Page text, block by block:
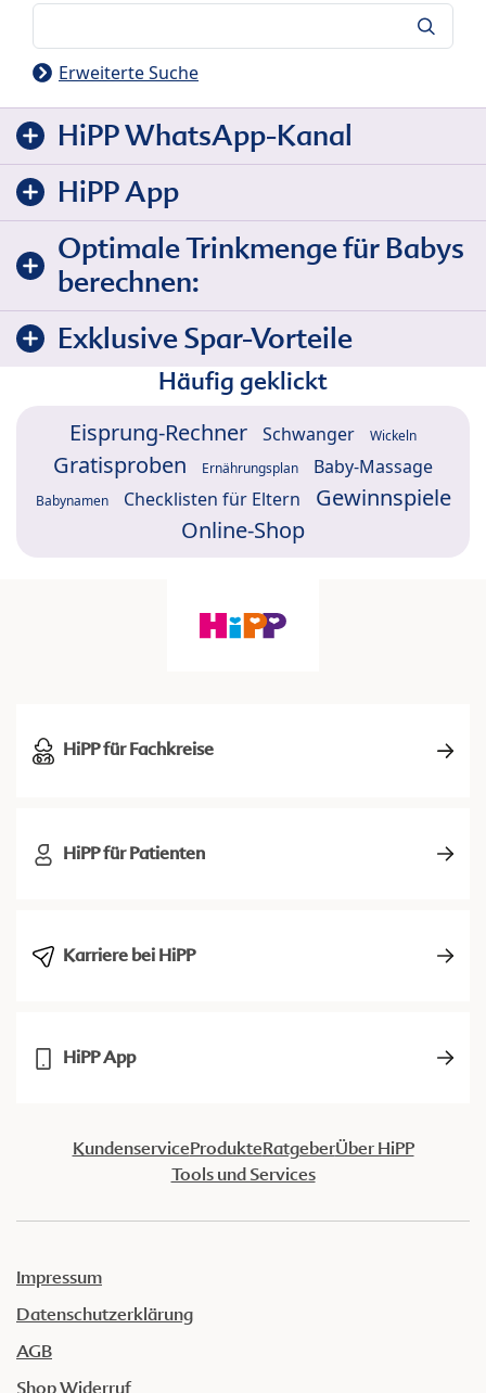
Erweiterte Suche
HiPP WhatsApp-Kanal
HiPP App
Optimale Trinkmenge für Babys
berechnen:
Exklusive Spar-Vorteile
Häufig geklickt
Eisprung-Rechner Schwanger Wickeln
Gratisproben Ernährungsplan Baby-Massage
Babynamen Checklisten für Eltern
Gewinnspiele
Online-Shop
HiPP für Fachkreise
HiPP für Patienten
Karriere bei HiPP
HiPP App
KundenserviceProdukteRatgeberÜber HiPP
Tools und Services
Impressum
Datenschutzerklärung
AGB
Shop Widerruf